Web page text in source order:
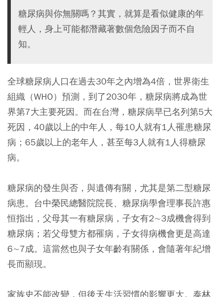
糖尿病與你無關嗎？其實，就算是看似健康的年
輕人，身上可能都潛藏著數個危險因子而不自
知。
全球糖尿病人口在過去30年之內增為4倍，世界衛生
組織（WHO）預測，到了2030年，糖尿病將成為世
界第7大主要死因。而在台灣，糖尿病早已名列第5大
死因，40歲以上的中年人，每10人就有1人罹患糖尿
病；65歲以上的老年人，甚至每3人就有1人得糖尿
病。
糖尿病的發生與否，與遺傳有關，尤其是第二型糖尿
病患。台中榮民總醫院院長、糖尿病學會理事長許惠
恒指出，父母其一有糖尿病，子女有2∼3成機會得到
糖尿病；若父母雙方都罹病，子女得病機會更是高達
6∼7成。這當然也與子女年齡有關係，會隨著年紀增
長而顯現。
家族史不能改變，但後天生活習慣的影響更大。泰林